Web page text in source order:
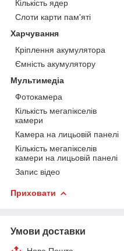
Кількість ядер
Слоти карти пам'яті
Харчування
Кріплення акумулятора
Ємність акумулятору
Мультимедіа
Фотокамера
Кількість мегапікселів
камери
Камера на лицьовій панелі
Кількість мегапікселів
камери на лицьовій панелі
Запис відео
Приховати
Умови доставки